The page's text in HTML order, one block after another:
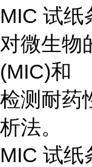
MIC 试纸
对微生物
(MIC)和
检测耐药
析法。
MIC 试纸